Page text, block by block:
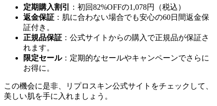
定期購入割引
：初回82%OFFの1,078円（税込）
返金保証 ：肌に合わない場合でも安心の60日間返金保
証付き。
正規品保証 ：公式サイトからの購入で正規品が保証さ
れます。
限定セール：定期的なセールやキャンペーンでさらに
お得に。
この機会に是非、リプロスキン公式サイトをチェックして、
美しい肌を手に入れましょう。